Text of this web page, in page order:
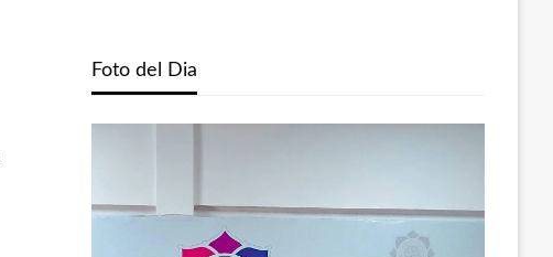
Foto del Dia